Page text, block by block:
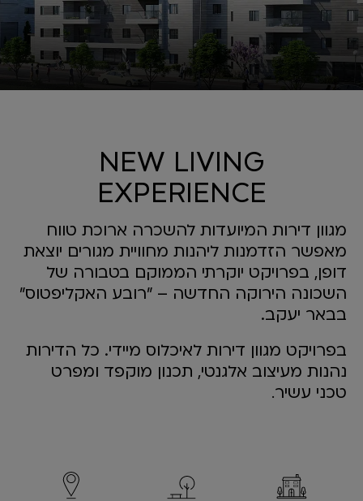
NEW LIVING
EXPERIENCE
מגוון דירות המיועדות להשכרה ארוכת טווח
מאפשר הזדמנות ליהנות מחוויית מגורים יוצאת
דופן, בפרויקט יוקרתי הממוקם בטבורה של
השכונה הירוקה החדשה – "רובע האקליפטוס"
בבאר יעקב.
בפרויקט מגוון דירות לאיכלוס מיידי. כל הדירות
נהנות מעיצוב אלגנטי, תכנון מוקפד ומפרט
טכני עשיר.